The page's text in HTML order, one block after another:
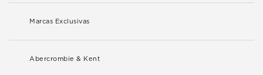
Marcas Exclusivas
Abercrombie & Kent